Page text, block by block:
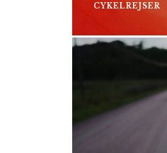
CYKELREJSER